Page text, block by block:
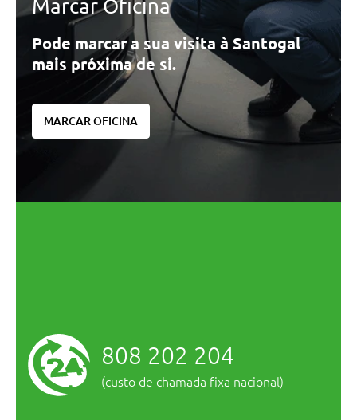
Marcar Oficina
Pode marcar a sua visita à Santogal
mais próxima de si.
MARCAR OFICINA
808 202 204
(custo de chamada fixa nacional)